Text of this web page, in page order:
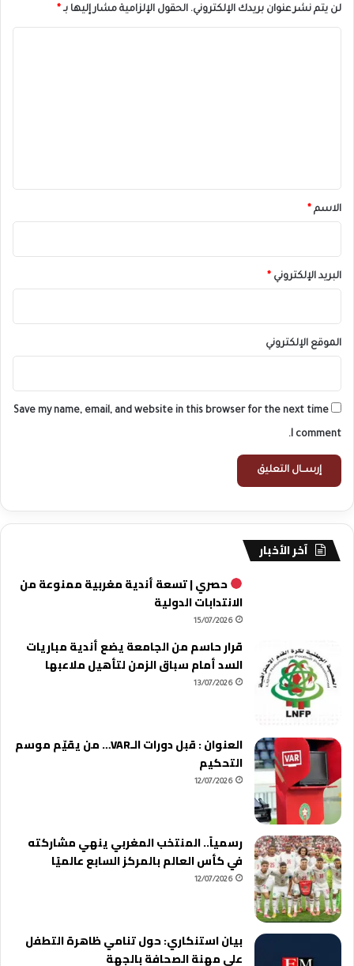
لن يتم نشر عنوان بريدك الإلكتروني. الحقول الإلزامية مشار إليها بـ *
*
الاسم *
البريد الإلكتروني *
الموقع الإلكتروني
Save my name, email, and website in this browser for the next time
I comment.
آخر الأخبار
حصري | تسعة أندية مغربية ممنوعة من
الانتدابات الدولية
15/07/2026
قرار حاسم من الجامعة يضع أندية مباريات
السد أمام سباق الزمن لتأهيل ملاعبها
13/07/2026
العنوان : قبل دورات الـVAR… من يقيّم موسم
التحكيم
12/07/2026
رسمياً.. المنتخب المغربي ينهي مشاركته
في كأس العالم بالمركز السابع عالميًا
12/07/2026
بيان استنكاري: حول تنامي ظاهرة التطفل
على مهنة الصحافة بالجهة